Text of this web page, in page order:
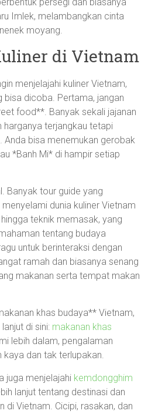
Imlek, melambangkan cinta
moyang.
di Vietnam
menjelajahi kuliner Vietnam,
bisa dicoba. Pertama, jangan
food**. Banyak sekali jajanan
harganya terjangkau tetapi
Anda bisa menemukan gerobak
*Banh Mi* di hampir setiap
Banyak tour guide yang
dunia kuliner Vietnam
teknik memasak, yang
tentang budaya
untuk berinteraksi dengan
ramah dan biasanya senang
makanan serta tempat makan
khas budaya** Vietnam,
di sini: makanan khas
lebih dalam, pengalaman
kaya dan tak terlupakan.
juga menjelajahi kemdongghim
lanjut tentang destinasi dan
di Vietnam. Cicipi, rasakan, dan